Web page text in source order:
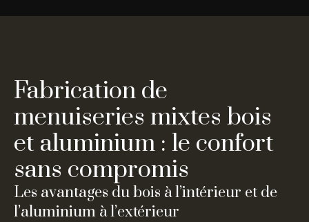
Fabrication de
menuiseries mixtes bois
et aluminium : le confort
sans compromis
Les avantages du bois à l’intérieur et de
l’aluminium à l’extérieur